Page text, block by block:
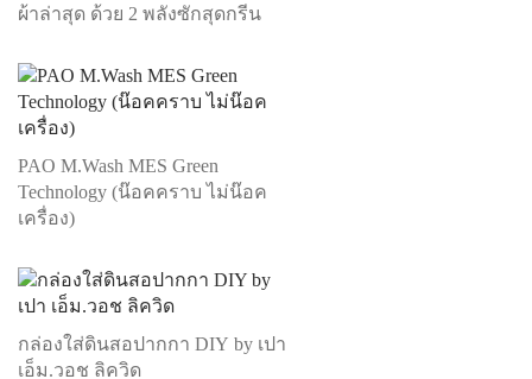
ผ้าล่าสุด ด้วย 2 พลังซักสุดกรีน
PAO M.Wash MES Green
Technology (น๊อคคราบ ไม่น๊อค
เครื่อง)
กล่องใส่ดินสอปากกา DIY by เปา
เอ็ม.วอช ลิควิด